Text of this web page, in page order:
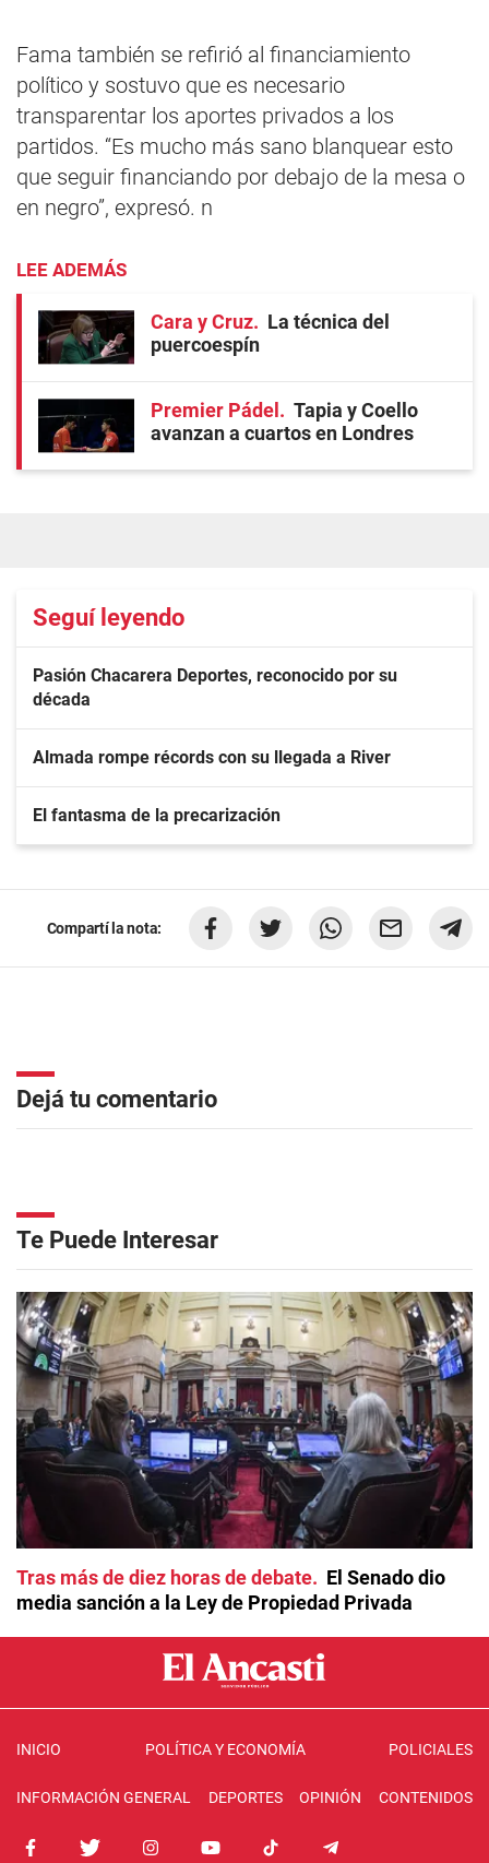
Fama también se refirió al financiamiento
político y sostuvo que es necesario
transparentar los aportes privados a los
partidos. “Es mucho más sano blanquear esto
que seguir financiando por debajo de la mesa o
en negro”, expresó. n
LEE ADEMÁS
Cara y Cruz
La técnica del
puercoespín
Premier Pádel
Tapia y Coello
avanzan a cuartos en Londres
Seguí leyendo
Pasión Chacarera Deportes, reconocido por su
década
Almada rompe récords con su llegada a River
El fantasma de la precarización
Compartí la nota:
Dejá tu comentario
Te Puede Interesar
Tras más de diez horas de debate
El Senado dio
media sanción a la Ley de Propiedad Privada
INICIO POLÍTICA Y ECONOMÍA POLICIALES
INFORMACIÓN GENERAL DEPORTES OPINIÓN CONTENIDOS